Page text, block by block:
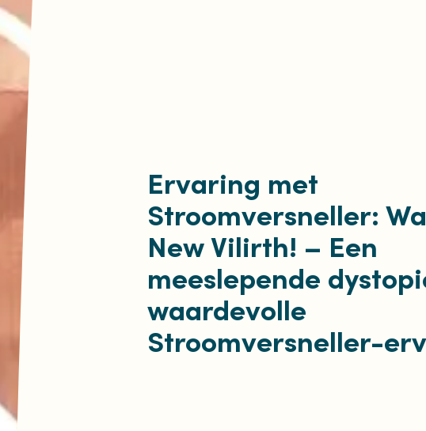
Ervaring met
Stroomversneller:
New Vilirth! – Een
meeslepende
waardevolle
Stroomversneller-